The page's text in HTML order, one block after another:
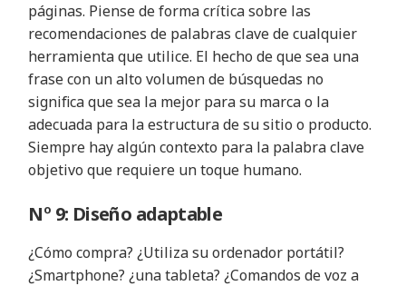
páginas. Piense de forma crítica sobre las
recomendaciones de palabras clave de cualquier
herramienta que utilice. El hecho de que sea una
frase con un alto volumen de búsquedas no
significa que sea la mejor para su marca o la
adecuada para la estructura de su sitio o producto.
Siempre hay algún contexto para la palabra clave
objetivo que requiere un toque humano.
Nº 9: Diseño adaptable
¿Cómo compra? ¿Utiliza su ordenador portátil?
¿Smartphone? ¿una tableta? ¿Comandos de voz a